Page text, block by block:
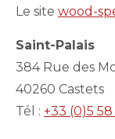
Le site wood-
Saint-Palais
384 Rue des
40260 Castets
Tél : +33 (0)5 58